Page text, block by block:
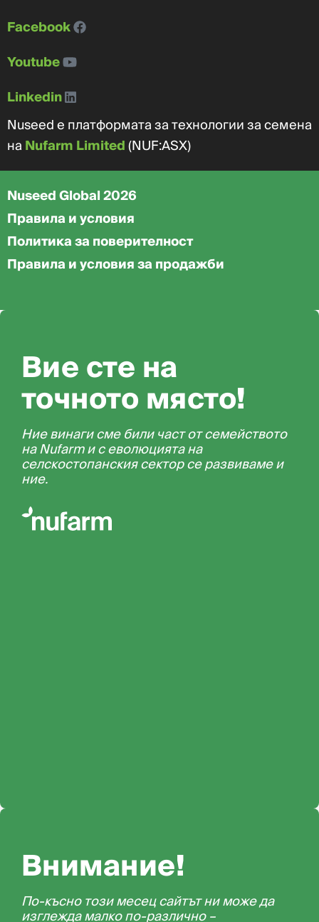
Facebook
Youtube
Linkedin
Nuseed е платформата за технологии за семена
наNufarm Limited(NUF:ASX)
Nuseed Global 2026
Правила и условия
Политика за поверителност
Правила и условия за продажби
Вие сте на
точното място!
Ние винаги сме били част от семейството
на Nufarm и с еволюцията на
селскостопанския сектор се развиваме и
ние.
Внимание!
По-късно този месец сайтът ни може да
изглежда малко по-различно –